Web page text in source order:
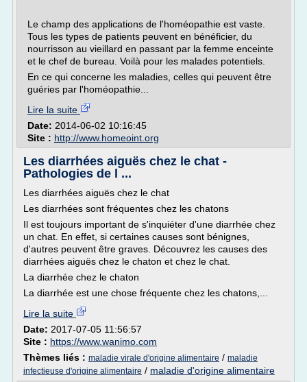
Le champ des applications de l'homéopathie est vaste.
Tous les types de patients peuvent en bénéficier, du
nourrisson au vieillard en passant par la femme enceinte
et le chef de bureau. Voilà pour les malades potentiels.
En ce qui concerne les maladies, celles qui peuvent être
guéries par l'homéopathie...
Lire la suite
Date: 2014-06-02 10:16:45
Site : http://www.homeoint.org
Les diarrhées aiguës chez le chat -
Pathologies de l ...
Les diarrhées aiguës chez le chat
Les diarrhées sont fréquentes chez les chatons
Il est toujours important de s'inquiéter d'une diarrhée chez
un chat. En effet, si certaines causes sont bénignes,
d'autres peuvent être graves. Découvrez les causes des
diarrhées aiguës chez le chaton et chez le chat.
La diarrhée chez le chaton
La diarrhée est une chose fréquente chez les chatons,...
Lire la suite
Date: 2017-07-05 11:56:57
Site : https://www.wanimo.com
Thèmes liés : maladie virale d'origine alimentaire / maladie
infectieuse d'origine alimentaire / maladie d'origine alimentaire